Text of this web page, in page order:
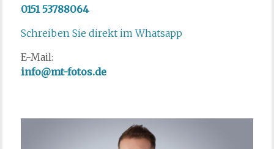
0151 53788064
Schreiben Sie direkt im Whatsapp
E-Mail:
info@mt-fotos.de